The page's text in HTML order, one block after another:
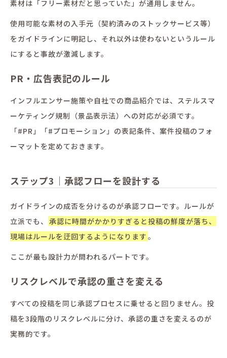
素材は「フリー素材だと思っていた」が通用しません。
使用可能な素材の入手元（契約済みのストックサービス等）
をガイドラインに明記し、それ以外は使わないというルール
にすると事故が激減します。
PR・広告表記のルール
インフルエンサー施策や自社での商品紹介では、ステルスマ
ーケティング規制（景品表示法）への対応が必須です。
「#PR」「#プロモーション」の表記条件、案件投稿のフォ
ーマットを定めておきます。
ステップ3｜承認フローを設計する
ガイドラインの成否を分けるのが承認フローです。ルールが
立派でも、 承認に時間がかかりすぎると投稿の鮮度が落ち、
現場はルールを迂回するようになります 。
ここが最も設計力が問われるパートです。
リスクレベルで承認の重さを変える
すべての投稿を同じ承認プロセスに乗せると回りません。投
稿を3段階のリスクレベルに分け、承認の重さを変えるのが
実務的です。